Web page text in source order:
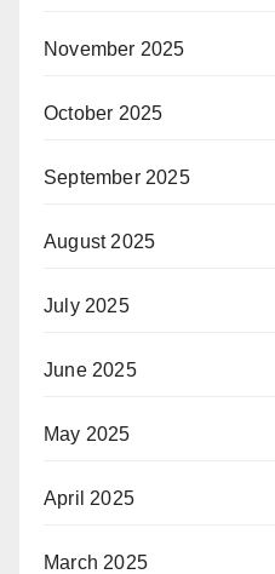
November 2025
October 2025
September 2025
August 2025
July 2025
June 2025
May 2025
April 2025
March 2025